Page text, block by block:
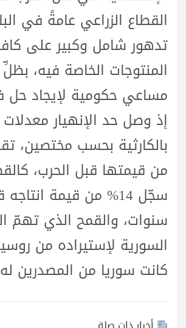
القطاع الزراعي عامةً في
تدهور شامل وكبير على
المنتوجات الخاصة فيه،
مساعي حكومية لإيجاد حل
إذ وصل حد الإنهيار
بالكارثية بحسب مختصين،
من قيمتها قبل الحرب،
سجّل 14% من قيمة
سنوات، والقمح الذي تهمّ
السورية لإستيراده من
كانت سوريا من المصدرين